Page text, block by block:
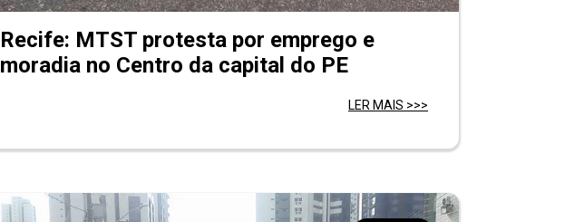
Recife: MTST protesta por emprego e
moradia no Centro da capital do PE
LER MAIS >>>